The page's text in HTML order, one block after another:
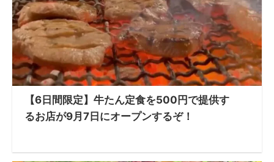
【6日間限定】牛たん定食を500円で提供す
るお店が9月7日にオープンするぞ！